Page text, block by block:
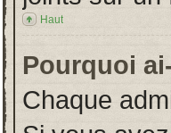
Haut
Pourquoi
Chaque